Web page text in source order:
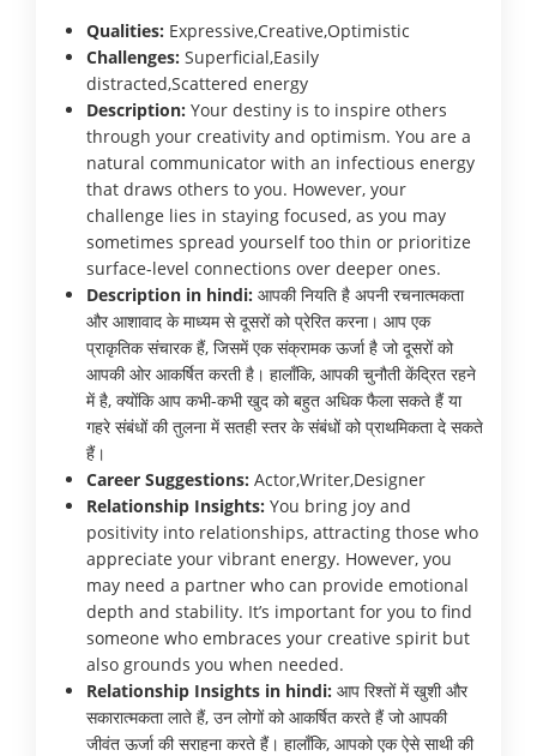
Qualities: Expressive,Creative,Optimistic
Challenges: Superficial,Easily
distracted,Scattered energy
Description: Your destiny is to inspire others
through your creativity and optimism. You are a
natural communicator with an infectious energy
that draws others to you. However, your
challenge lies in staying focused, as you may
sometimes spread yourself too thin or prioritize
surface-level connections over deeper ones.
Description in hindi: आपकी नियति है अपनी रचनात्मकता
और आशावाद के माध्यम से दूसरों को प्रेरित करना। आप एक
प्राकृतिक संचारक हैं, जिसमें एक संक्रामक ऊर्जा है जो दूसरों को
आपकी ओर आकर्षित करती है। हालाँकि, आपकी चुनौती केंद्रित रहने
में है, क्योंकि आप कभी-कभी खुद को बहुत अधिक फैला सकते हैं या
गहरे संबंधों की तुलना में सतही स्तर के संबंधों को प्राथमिकता दे सकते
हैं।
Career Suggestions: Actor,Writer,Designer
Relationship Insights: You bring joy and
positivity into relationships, attracting those who
appreciate your vibrant energy. However, you
may need a partner who can provide emotional
depth and stability. It’s important for you to find
someone who embraces your creative spirit but
also grounds you when needed.
Relationship Insights in hindi: आप रिश्तों में खुशी और
सकारात्मकता लाते हैं, उन लोगों को आकर्षित करते हैं जो आपकी
जीवंत ऊर्जा की सराहना करते हैं। हालाँकि, आपको एक ऐसे साथी की